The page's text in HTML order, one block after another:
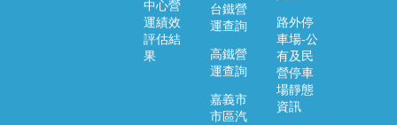
中心營
運績效
評估結
果
台鐵營
運查詢
高鐵營
運查詢
嘉義市
市區汽
路外停
車場-公
有及民
營停車
場靜態
資訊